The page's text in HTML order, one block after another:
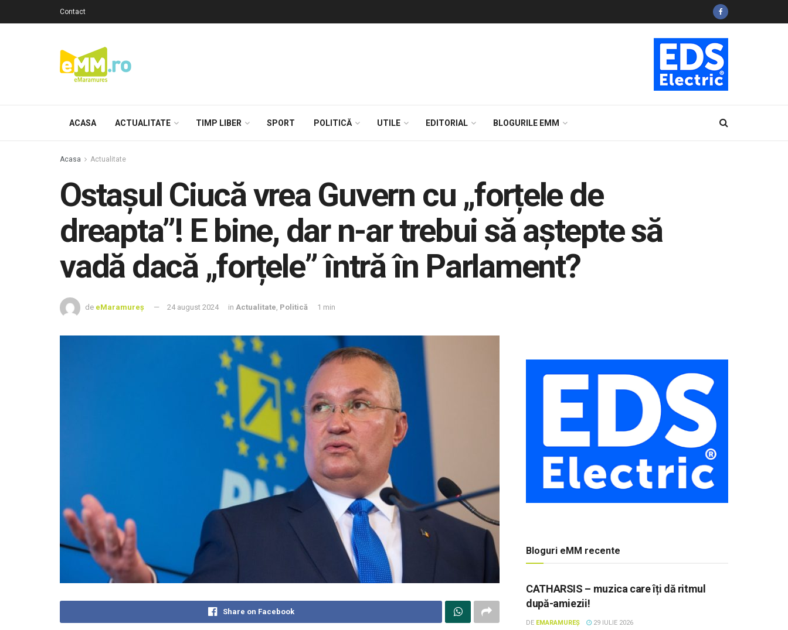
Contact
ACASA ACTUALITATE TIMP LIBER SPORT POLITICĂ UTILE EDITORIAL BLOGURILE EMM
Acasa Actualitate
Ostașul Ciucă vrea Guvern cu „forțele de
dreapta”! E bine, dar n-ar trebui să aștepte să
vadă dacă „forțele” întră în Parlament?
de eMaramureș 24 august 2024 in Actualitate, Politică 1 min
Share on Facebook
Bloguri eMM recente
CATHARSIS – muzica care îți dă ritmul
după-amiezii!
DE EMARAMUREȘ 29 IULIE 2026